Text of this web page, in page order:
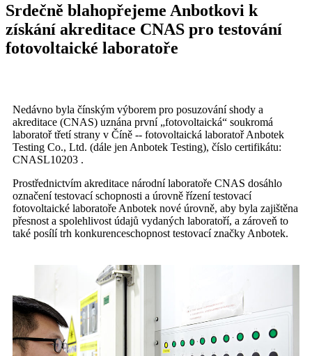
Srdečně blahopřejeme Anbotkovi k
získání akreditace CNAS pro testování
fotovoltaické laboratoře
Nedávno byla čínským výborem pro posuzování shody a
akreditace (CNAS) uznána první „fotovoltaická“ soukromá
laboratoř třetí strany v Číně -- fotovoltaická laboratoř Anbotek
Testing Co., Ltd. (dále jen Anbotek Testing), číslo certifikátu:
CNASL10203 .
Prostřednictvím akreditace národní laboratoře CNAS dosáhlo
označení testovací schopnosti a úrovně řízení testovací
fotovoltaické laboratoře Anbotek nové úrovně, aby byla zajištěna
přesnost a spolehlivost údajů vydaných laboratoří, a zároveň to
také posílí trh konkurenceschopnost testovací značky Anbotek.